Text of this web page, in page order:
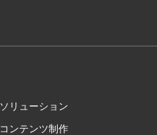
ソリューション
コンテンツ制作